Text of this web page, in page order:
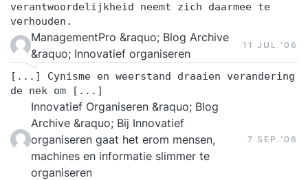
verantwoordelijkheid neemt zich daarmee te
verhouden.
ManagementPro &raquo; Blog Archive
&raquo; Innovatief organiseren
11 JUL.‘06
[...] Cynisme en weerstand draaien verandering
de nek om [...]
Innovatief Organiseren &raquo; Blog
Archive &raquo; Bij Innovatief
organiseren gaat het erom mensen,
machines en informatie slimmer te
organiseren
7 SEP.‘06